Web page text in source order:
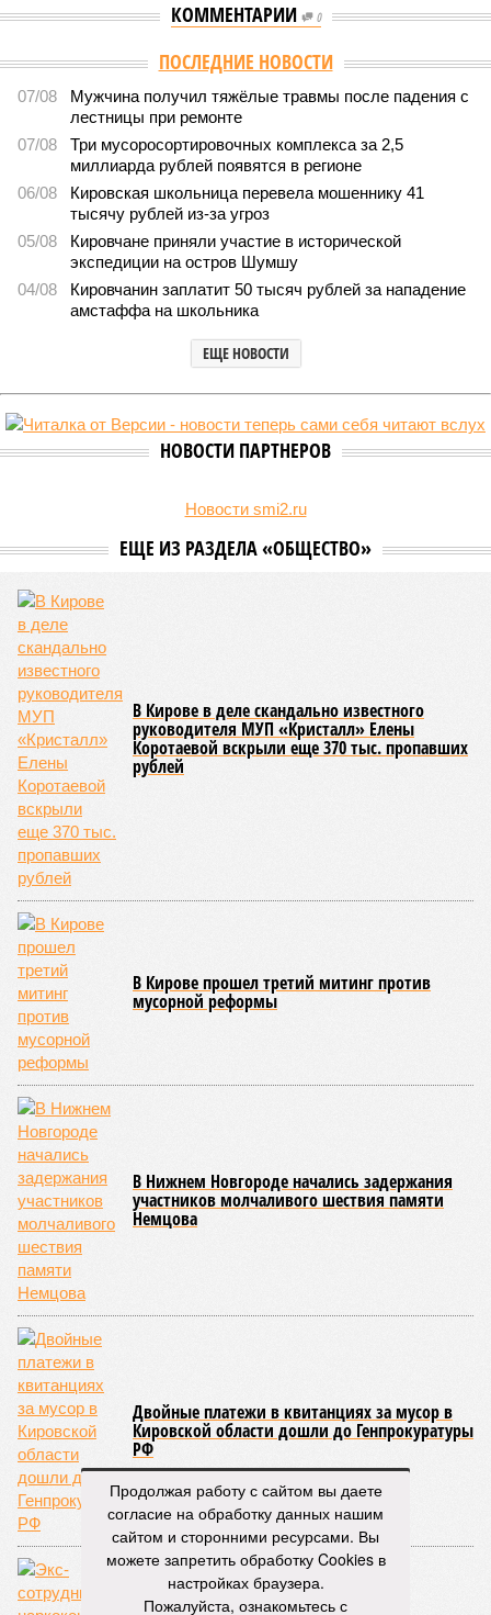
КОММЕНТАРИИ 0
ПОСЛЕДНИЕ НОВОСТИ
07/08
Мужчина получил тяжёлые травмы после падения с
лестницы при ремонте
07/08
Три мусоросортировочных комплекса за 2,5
миллиарда рублей появятся в регионе
06/08
Кировская школьница перевела мошеннику 41
тысячу рублей из-за угроз
05/08
Кировчане приняли участие в исторической
экспедиции на остров Шумшу
04/08
Кировчанин заплатит 50 тысяч рублей за нападение
амстаффа на школьника
ЕЩЕ НОВОСТИ
НОВОСТИ ПАРТНЕРОВ
Новости smi2.ru
ЕЩЕ ИЗ РАЗДЕЛА «ОБЩЕСТВО»
В Кирове в деле скандально известного
руководителя МУП «Кристалл» Елены
Коротаевой вскрыли еще 370 тыс. пропавших
рублей
В Кирове прошел третий митинг против
мусорной реформы
В Нижнем Новгороде начались задержания
участников молчаливого шествия памяти
Немцова
Двойные платежи в квитанциях за мусор в
Кировской области дошли до Генпрокуратуры
РФ
Продолжая работу с сайтом вы даете
согласие на обработку данных нашим
сайтом и сторонними ресурсами. Вы
можете запретить обработку Cookies в
настройках браузера.
Пожалуйста, ознакомьтесь с